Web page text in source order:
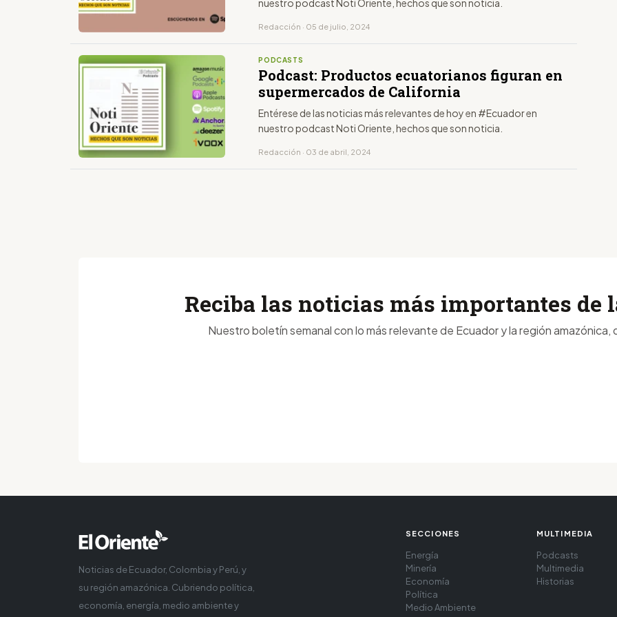
nuestro podcast Noti Oriente, hechos que son noticia.
Redacción · 05 de julio, 2024
PODCASTS
Podcast: Productos ecuatorianos figuran en
supermercados de California
Entérese de las noticias más relevantes de hoy en #Ecuador en
nuestro podcast Noti Oriente, hechos que son noticia.
Redacción · 03 de abril, 2024
Reciba las noticias más importantes de
Nuestro boletín semanal con lo más relevante de Ecuador y la región amazónica,
Noticias de Ecuador, Colombia y Perú, y
su región amazónica. Cubriendo política,
economía, energía, medio ambiente y
SECCIONES
Energía
Minería
Economía
Política
Medio Ambiente
MULTIMEDIA
Podcasts
Multimedia
Historias